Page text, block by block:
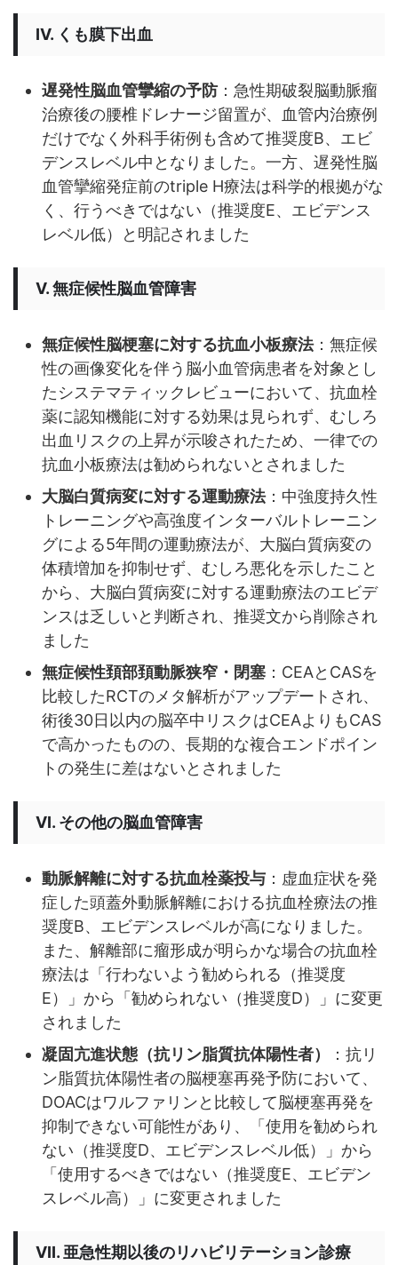
IV. くも膜下出血
遅発性脳血管攣縮の予防：急性期破裂脳動脈瘤
治療後の腰椎ドレナージ留置が、血管内治療例
だけでなく外科手術例も含めて推奨度B、エビ
デンスレベル中となりました。一方、遅発性脳
血管攣縮発症前のtriple H療法は科学的根拠がな
く、行うべきではない（推奨度E、エビデンス
レベル低）と明記されました
V. 無症候性脳血管障害
無症候性脳梗塞に対する抗血小板療法：無症候
性の画像変化を伴う脳小血管病患者を対象とし
たシステマティックレビューにおいて、抗血栓
薬に認知機能に対する効果は見られず、むしろ
出血リスクの上昇が示唆されたため、一律での
抗血小板療法は勧められないとされました
大脳白質病変に対する運動療法：中強度持久性
トレーニングや高強度インターバルトレーニン
グによる5年間の運動療法が、大脳白質病変の
体積増加を抑制せず、むしろ悪化を示したこと
から、大脳白質病変に対する運動療法のエビデ
ンスは乏しいと判断され、推奨文から削除され
ました
無症候性頚部頚動脈狭窄・閉塞 ：CEAとCASを
比較したRCTのメタ解析がアップデートされ、
術後30日以内の脳卒中リスクはCEAよりもCAS
で高かったものの、長期的な複合エンドポイン
トの発生に差はないとされました
VI. その他の脳血管障害
動脈解離に対する抗血栓薬投与 ：虚血症状を発
症した頭蓋外動脈解離における抗血栓療法の推
奨度B、エビデンスレベルが高になりました。
また、解離部に瘤形成が明らかな場合の抗血栓
療法は「行わないよう勧められる（推奨度
E）」から「勧められない（推奨度D）」に変更
されました
凝固亢進状態（抗リン脂質抗体陽性者）
：抗リ
ン脂質抗体陽性者の脳梗塞再発予防において、
DOACはワルファリンと比較して脳梗塞再発を
抑制できない可能性があり、「使用を勧められ
ない（推奨度D、エビデンスレベル低）」から
「使用するべきではない（推奨度E、エビデン
スレベル高）」に変更されました
VII. 亜急性期以後のリハビリテーション診療